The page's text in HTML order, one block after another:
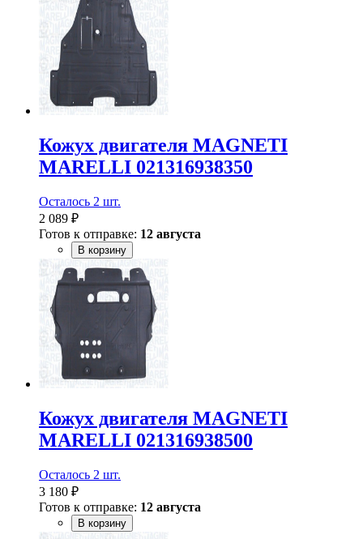
Кожух двигателя MAGNETI
MARELLI 021316938350
Осталось 2 шт.
2 089 ₽
Готов к отправке: 12 августа
В корзину
Кожух двигателя MAGNETI
MARELLI 021316938500
Осталось 2 шт.
3 180 ₽
Готов к отправке: 12 августа
В корзину